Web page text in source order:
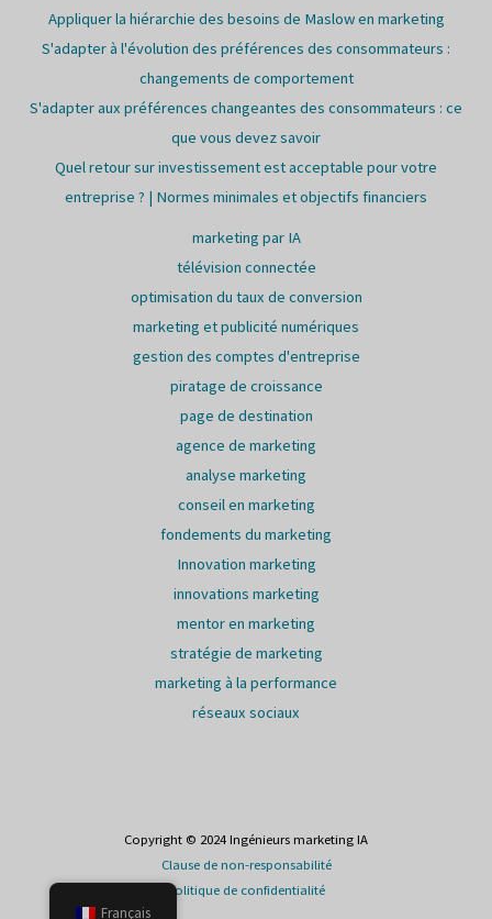
Appliquer la hiérarchie des besoins de Maslow en marketing
S'adapter à l'évolution des préférences des consommateurs :
changements de comportement
S'adapter aux préférences changeantes des consommateurs : ce
que vous devez savoir
Quel retour sur investissement est acceptable pour votre
entreprise ? | Normes minimales et objectifs financiers
marketing par IA
télévision connectée
optimisation du taux de conversion
marketing et publicité numériques
gestion des comptes d'entreprise
piratage de croissance
page de destination
agence de marketing
analyse marketing
conseil en marketing
fondements du marketing
Innovation marketing
innovations marketing
mentor en marketing
stratégie de marketing
marketing à la performance
réseaux sociaux
Copyright © 2024 Ingénieurs marketing IA
Clause de non-responsabilité
politique de confidentialité
Français